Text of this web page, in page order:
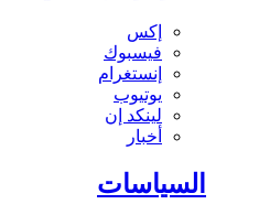
إكس
فيسبوك
إنستغرام
يوتيوب
لينكد إن
أخبار
السياسات